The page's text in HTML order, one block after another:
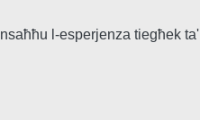
l-esperjenza tiegħek ta'